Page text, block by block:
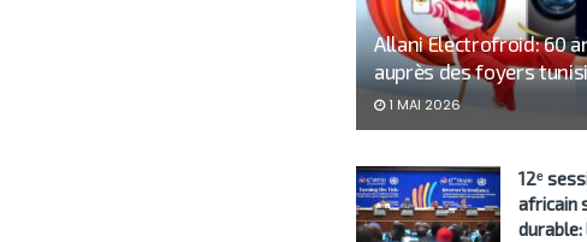
Allani Electrofroid: 60
auprès des foyers
1 MAI 2026
12ᵉ
africain
durable: